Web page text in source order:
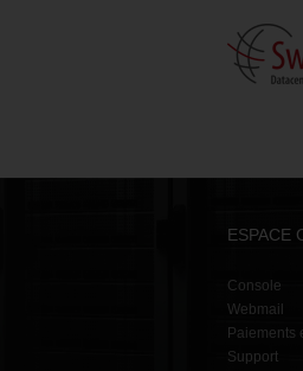
ESPACE
Console
Webmail
Paiements
Support